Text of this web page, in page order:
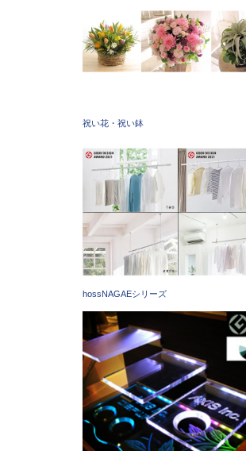
祝い花・祝い鉢
hossNAGAEシリーズ